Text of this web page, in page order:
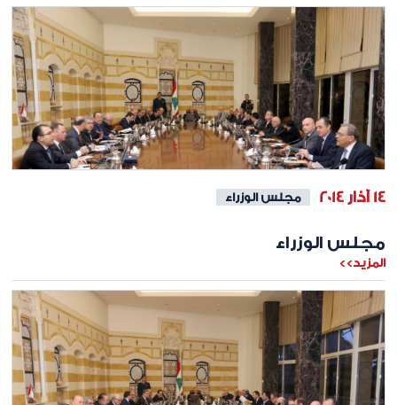
14 آذار 2014 مجلس الوزراء
مجلس الوزراء
المزيد>>